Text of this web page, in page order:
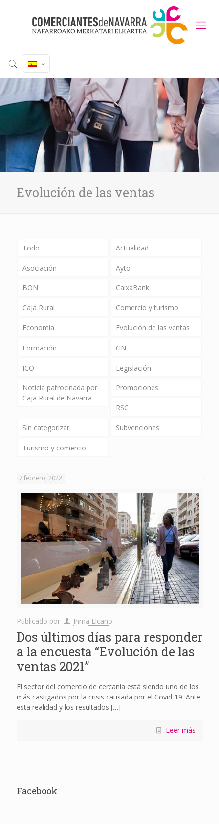
Evolución de las ventas
Todo Actualidad
Asociación Ayto
BON CaixaBank
Caja Rural Comercio y turismo
Economía Evolución de las ventas
Formación GN
ICO Legislación
Noticia patrocinada por
Caja Rural de Navarra
Promociones
RSC
Sin categorizar Subvenciones
Turismo y comercio
7 febrero, 2022
Publicado por Inma Elcano
Dos últimos días para responder
a la encuesta “Evolución de las
ventas 2021”
El sector del comercio de cercanía está siendo uno de los
más castigados por la crisis causada por el Covid-19. Ante
esta realidad y los resultados […]
Leer más
Facebook